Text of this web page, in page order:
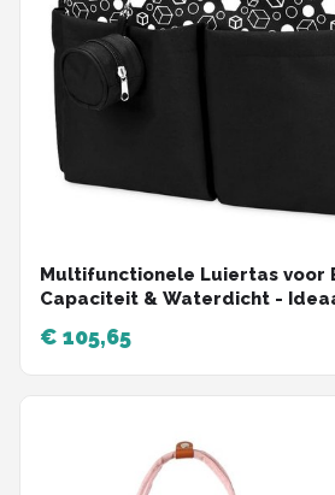
Multifunctionele Luiertas voor
Capaciteit & Waterdicht -
€ 105,65